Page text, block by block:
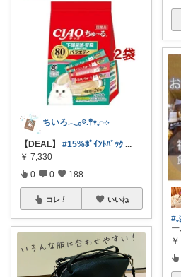
ちいろ𓂃𓂂𖡼.𖤣𖥧𓈒◌܀
【DEAL】 #15%ﾎﾟｲﾝﾄﾊﾞｯｸ ...
￥ 7,330
0 0 188
コレ いいね
#
￥